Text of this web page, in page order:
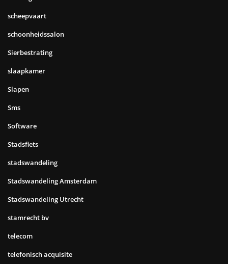
scheepvaart
schoonheidssalon
Sierbestrating
slaapkamer
Slapen
Sms
Software
Stadsfiets
stadswandeling
Stadswandeling Amsterdam
Stadswandeling Utrecht
stamrecht bv
telecom
telefonisch acquisite